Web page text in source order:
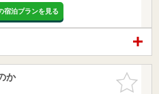
宿泊プランを見る
お気に入
りに追加
か